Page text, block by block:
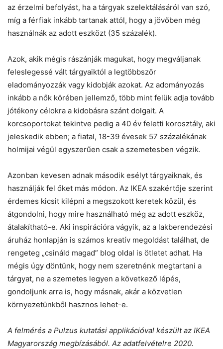
az érzelmi befolyást, ha a tárgyak szelektálásáról van szó,
míg a férfiak inkább tartanak attól, hogy a jövőben még
használnák az adott eszközt (35 százalék).
Azok, akik mégis rászánják magukat, hogy megváljanak
feleslegessé vált tárgyaiktól a legtöbbször
eladományozzák vagy kidobják azokat. Az adományozás
inkább a nők körében jellemző, több mint felük adja tovább
jótékony célokra a kidobásra szánt dolgait. A
korcsoportokat tekintve pedig a 40 év feletti korosztály, aki
jeleskedik ebben; a fiatal, 18-39 évesek 57 százalékának
holmijai végül egyszerűen csak a szemetesben végzik.
Azonban kevesen adnak második esélyt tárgyaiknak, és
használják fel őket más módon. Az IKEA szakértője szerint
érdemes kicsit kilépni a megszokott keretek közül, és
átgondolni, hogy mire használható még az adott eszköz,
átalakítható-e. Aki inspirációra vágyik, az a lakberendezési
áruház honlapján is számos kreatív megoldást találhat, de
rengeteg „csináld magad” blog oldal is ötletet adhat. Ha
mégis úgy döntünk, hogy nem szeretnénk megtartani a
tárgyat, ne a szemetes legyen a következő lépés,
gondoljunk arra is, hogy másnak, akár a közvetlen
környezetünkből hasznos lehet-e.
A felmérés a Pulzus kutatási applikációval készült az IKEA
Magyarország megbízásából. Az adatfelvételre 2020.